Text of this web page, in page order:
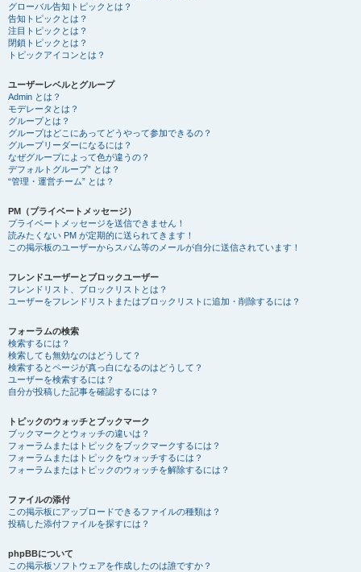
グローバル告知トピックとは？
告知トピックとは？
注目トピックとは？
閉鎖トピックとは？
トピックアイコンとは？
ユーザーレベルとグループ
Admin とは？
モデレータとは？
グループとは？
グループはどこにあってどうやって参加できるの？
グループリーダーになるには？
なぜグループによって色が違うの？
デフォルトグループ” とは？
“管理・運営チーム” とは？
PM（プライベートメッセージ）
プライベートメッセージを送信できません！
読みたくない PM が定期的に送られてきます！
この掲示板のユーザーからスパム等のメールが自分に送信されています！
フレンドユーザーとブロックユーザー
フレンドリスト、ブロックリストとは？
ユーザーをフレンドリストまたはブロックリストに追加・削除するには？
フォーラムの検索
検索するには？
検索しても無効なのはどうして？
検索するとページが真っ白になるのはどうして？
ユーザーを検索するには？
自分が投稿した記事を確認するには？
トピックのウォッチとブックマーク
ブックマークとウォッチの違いは？
フォーラムまたはトピックをブックマークするには？
フォーラムまたはトピックをウォッチするには？
フォーラムまたはトピックのウォッチを解除するには？
ファイルの添付
この掲示板にアップロードできるファイルの種類は？
投稿した添付ファイルを探すには？
phpBBについて
この掲示板ソフトウェアを作成したのは誰ですか？